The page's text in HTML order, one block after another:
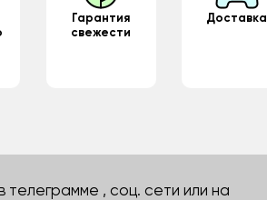
Гарантия
свежести
Доставка
, соц. сети или на